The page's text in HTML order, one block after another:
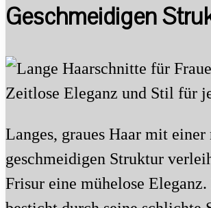
Geschmeidigen
Langes, graues Haar mit
geschmeidigen Struktur
Frisur eine mühelose